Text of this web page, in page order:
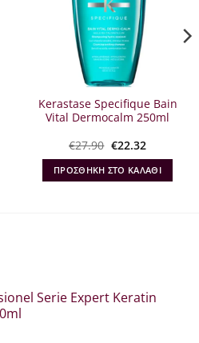
Kerastase Specifique Bain
Vital Dermocalm 250ml
€27.90 Original
was:
€27.90.
€22.32Η
τιμή
είναι:
€22.32.
ΠΡΟΣΘΉΚΗ ΣΤΟ ΚΑΛΆΘΙ
Serie Expert Keratin